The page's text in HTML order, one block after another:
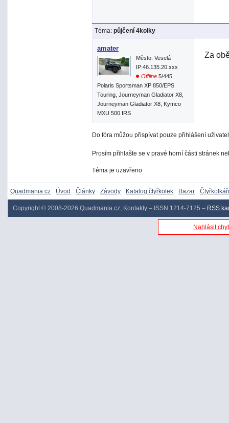
Téma: půjčení 4kolky
amater
Město: Veselá
IP:46.135.20.xxx
Offline 5/445
Polaris Sportsman XP 850/EPS
Touring, Journeyman Gladiator X8,
Journeyman Gladiator X8, Kymco
MXU 500 IRS
Za
Do fóra můžou přispívat pouze přihlášení
Prosím přihlašte se v pravé horní části stránek
Téma je uzavřeno
Quadmania.cz Úvod Články Závody Katalog čtyřkolek Bazar Čtyřkolkáři
Copyright © 2008-2026 Quadmania.cz, Kontakty – ISSN 1214-7125 – RSS
Nahlásit